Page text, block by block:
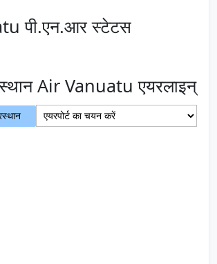
पी.एन.आर स्टेटस
Air Vanuatu एयरलाइन्